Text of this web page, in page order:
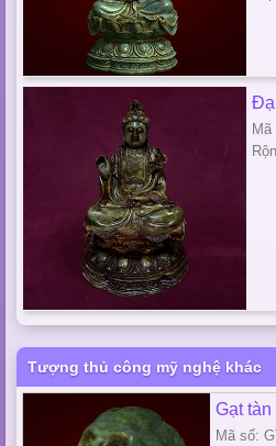
Tượng thủ công mỹ nghệ khác
Gạt
Mã số: